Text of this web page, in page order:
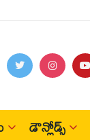
డౌన్లోడ్స్